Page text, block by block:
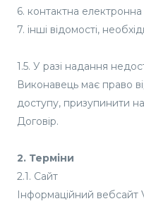
6. контактна
7. інші відомості,
1.5. У разі надання
Виконавець має право
доступу, призупинити
Договір.
2. Терміни
2.1. Сайт
Інформаційний вебсайт